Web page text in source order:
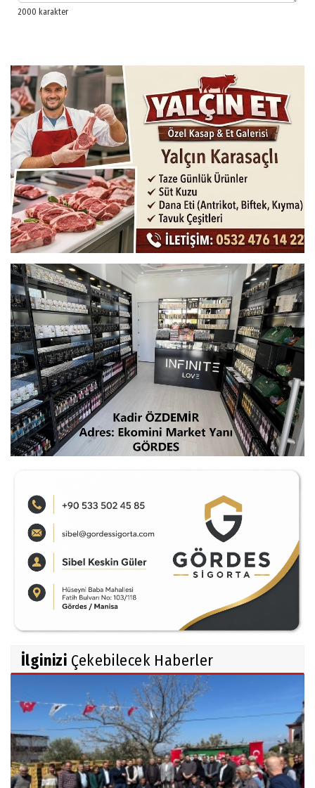
İlginizi Çekebilecek Haberler